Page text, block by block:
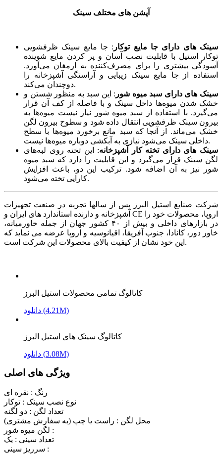
آپشن های مختلف سینک
سینک های دارای جا مایع توکار : جا مایع سینک ظرفشویی
توکار استیل با قابلیت نصب آسان و پر کردن مایع شوینده
آسودگی بیشتری را برای مصرف‌کننده به ارمغان می‌آورد.
استفاده از جا مایع سینک زیبایی و آراستگی آشپزخانه را
دوچندان می‌کند.
سینک های دارای سبد میوه شور : این سبد به منظور شستن و
خشک شدن میوه‌ها داخل سینک و با فاصله از کف آن قرار
می‌گیرد. با استفاده از سبد میوه شور نیاز نیست میوه‌ها به
بیرون سینک ظرفشویی انتقال داده شود و سطوح بیرون لگن
خشک می‌ماند. از آنجا که سبد مانع برخورد میوه‌ها با سطح
داخلی سینک می‌شود نیازی به آبکشی دوباره میوه‌ها نیست.
سینک های دارای تخته کار آشپزخانه: این تخته روی لبه‌های
لگن سینک قرار می‌گیرد و این قابلیت را دارد که سبد میوه
شور نیز به آن اضافه شود. ترکیب این دو، باعث افزایش
کارایی تخته می‌شود.
شرکت صنایع استیل البرز پس از سالها تجربه در صنعت تجهیزات
آشپزخانه و دارنده استاندارد های ایران و CE اروپا، محصولات خود را
در بازارهای داخلی و بیش از ۴۰ کشور جهان از جمله خاورمیانه،
خاور دور، کانادا، جنوب آفریقا، اقیانوسیه و اروپا عرضه می نماید که
این خود نشان از کیفیت بالای محصولات این شرکت است.
کاتالوگ تمامی محصولات استیل البرز
دانلود (4.21M)
کاتالوگ سینک های استیل البرز
دانلود (3.08M)
ویژگی های اصلی
رنگ : نقره ای
نوع نصب سینک : توکار
تعداد لگن : دو لگنه
محل لگن : راست یا چپ (به سفارش مشتری)
لگن میوه شور :
تعداد سینی : یک
سرریز سینی :